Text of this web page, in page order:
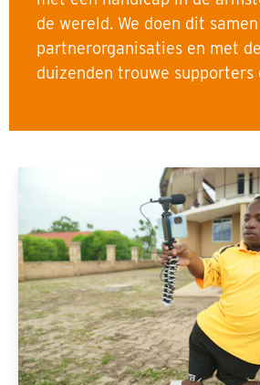
de wereld. We doen dit
partnerorganisaties en met
duizenden trouwe supporters